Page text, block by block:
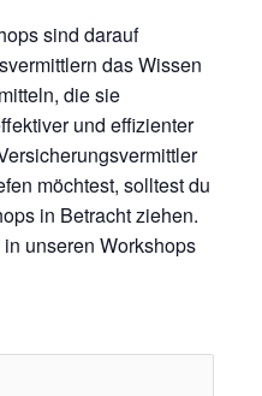
sind darauf
das Wissen
die sie
und effizienter
möchtest, solltest du
in Betracht ziehen.
unseren Workshops